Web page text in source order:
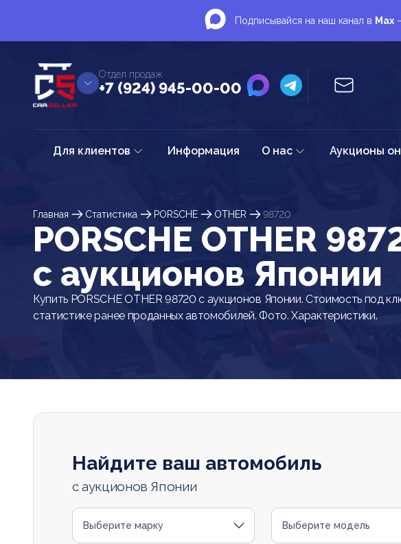
Подписывайся на наш канал в Max
Отдел продаж
+7 (924) 945-00-00
Для клиентов Информация О нас Аукционы
Главная Статистика PORSCHE OTHER 98720
PORSCHE OTHER
c аукционов Японии
Купить PORSCHE OTHER 98720 с аукционов Японии. Стоимость под
статистике ранее проданных автомобилей. Фото. Характеристики.
Найдите ваш автомобиль
с аукционов Японии
Выберите марку Выберите модель